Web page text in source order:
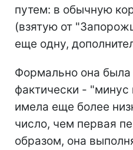
путем: в обычную
(взятую от
еще одну,
Формально она была
фактически - "минус
имела еще более
число, чем первая
образом, она